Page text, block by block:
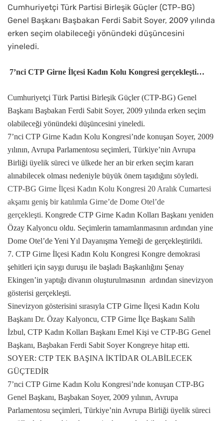
Cumhuriyetçi Türk Partisi Birleşik Güçler (CTP-BG)
Genel Başkanı Başbakan Ferdi Sabit Soyer, 2009 yılında
erken seçim olabileceği yönündeki düşüncesini
yineledi.
7’nci CTP Girne İlçesi Kadın Kolu Kongresi gerçekleşti…
Cumhuriyetçi Türk Partisi Birleşik Güçler (CTP-BG) Genel
Başkanı Başbakan Ferdi Sabit Soyer, 2009 yılında erken seçim
olabileceği yönündeki düşüncesini yineledi.
7’nci CTP Girne Kadın Kolu Kongresi’nde konuşan Soyer, 2009
yılının, Avrupa Parlamentosu seçimleri, Türkiye’nin Avrupa
Birliği üyelik süreci ve ülkede her an bir erken seçim kararı
alınabilecek olması nedeniyle büyük önem taşıdığını söyledi.
CTP-BG Girne İlçesi Kadın Kolu Kongresi 20 Aralık Cumartesi
akşamı geniş bir katılımla Girne’de Dome Otel’de
gerçekleşti. Kongrede CTP Girne Kadın Kolları Başkanı yeniden
Özay Kalyoncu oldu. Seçimlerin tamamlanmasının ardından yine
Dome Otel’de Yeni Yıl Dayanışma Yemeği de gerçekleştirildi.
7. CTP Girne İlçesi Kadın Kolu Kongresi Kongre demokrasi
şehitleri için saygı duruşu ile başladı Başkanlığını Şenay
Ekingen’in yaptığı divanın oluşturulmasının ardından sinevizyon
gösterisi gerçekleşti.
Sinevizyon gösterisini sırasıyla CTP Girne İlçesi Kadın Kolu
Başkanı Dr. Özay Kalyoncu, CTP Girne İlçe Başkanı Salih
İzbul, CTP Kadın Kolları Başkanı Emel Kişi ve CTP-BG Genel
Başkanı, Başbakan Ferdi Sabit Soyer Kongreye hitap etti.
SOYER: CTP TEK BAŞINA İKTİDAR OLABİLECEK
GÜÇTEDİR
7’nci CTP Girne Kadın Kolu Kongresi’nde konuşan CTP-BG
Genel Başkanı, Başbakan Soyer, 2009 yılının, Avrupa
Parlamentosu seçimleri, Türkiye’nin Avrupa Birliği üyelik süreci